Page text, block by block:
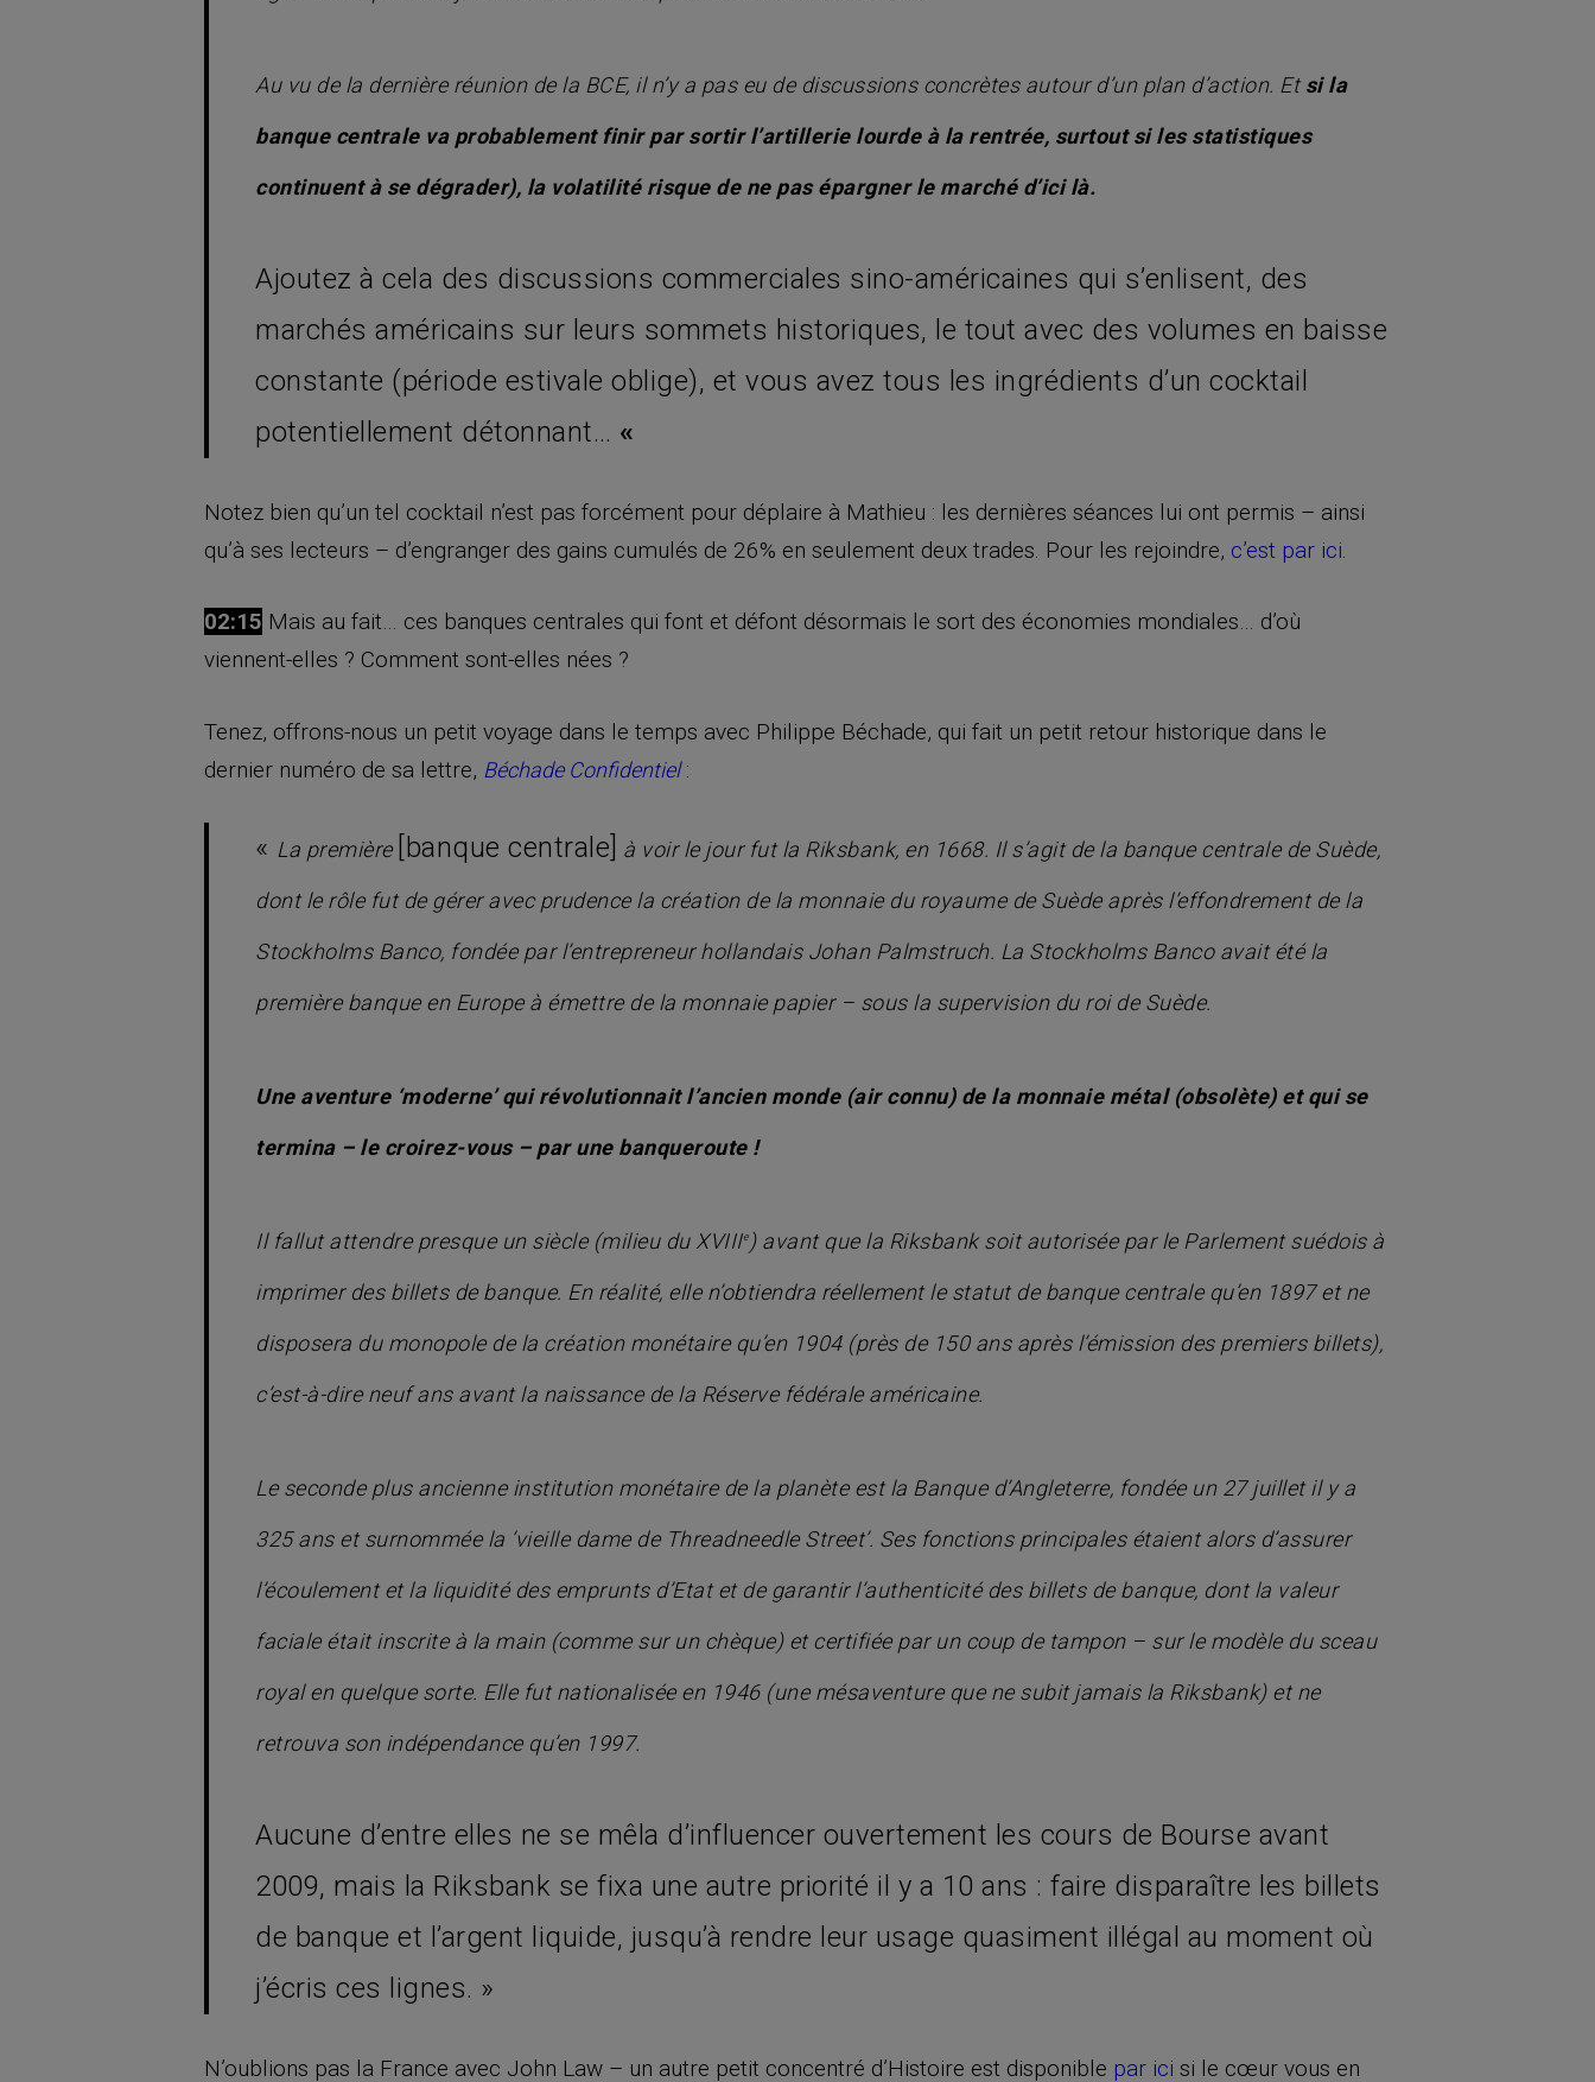
Au vu de la dernière réunion de la BCE, il n’y a pas eu de discussions concrètes autour d’un plan d’action. Et si la
banque centrale va probablement finir par sortir l’artillerie lourde à la rentrée, surtout si les statistiques
continuent à se dégrader), la volatilité risque de ne pas épargner le marché d’ici là.
Ajoutez à cela des discussions commerciales sino-américaines qui s’enlisent, des
marchés américains sur leurs sommets historiques, le tout avec des volumes en baisse
constante (période estivale oblige), et vous avez tous les ingrédients d’un cocktail
potentiellement détonnant… «
Notez bien qu’un tel cocktail n’est pas forcément pour déplaire à Mathieu : les dernières séances lui ont permis – ainsi
qu’à ses lecteurs – d’engranger des gains cumulés de 26% en seulement deux trades. Pour les rejoindre, c’est par ici
02:15 Mais au fait… ces banques centrales qui font et défont désormais le sort des économies mondiales… d’où
viennent-elles ? Comment sont-elles nées ?
Tenez, offrons-nous un petit voyage dans le temps avec Philippe Béchade, qui fait un petit retour historique dans le
dernier numéro de sa lettre, Béchade Confidentiel:
« La première [banque centrale] à voir le jour fut la Riksbank, en 1668. Il s’agit de la banque centrale de Suède,
dont le rôle fut de gérer avec prudence la création de la monnaie du royaume de Suède après l’effondrement de la
Stockholms Banco, fondée par l’entrepreneur hollandais Johan Palmstruch. La Stockholms Banco avait été la
première banque en Europe à émettre de la monnaie papier – sous la supervision du roi de Suède.
Une aventure ‘moderne’ qui révolutionnait l’ancien monde (air connu) de la monnaie métal (obsolète) et qui se
termina – le croirez-vous – par une banqueroute !
Il fallut attendre presque un siècle (milieu du XVIIIe ) avant que la Riksbank soit autorisée par le Parlement suédois à
imprimer des billets de banque. En réalité, elle n’obtiendra réellement le statut de banque centrale qu’en 1897 et ne
disposera du monopole de la création monétaire qu’en 1904 (près de 150 ans après l’émission des premiers billets),
c’est-à-dire neuf ans avant la naissance de la Réserve fédérale américaine.
Le seconde plus ancienne institution monétaire de la planète est la Banque d’Angleterre, fondée un 27 juillet il y a
325 ans et surnommée la ‘vieille dame de Threadneedle Street’. Ses fonctions principales étaient alors d’assurer
l’écoulement et la liquidité des emprunts d’Etat et de garantir l’authenticité des billets de banque, dont la valeur
faciale était inscrite à la main (comme sur un chèque) et certifiée par un coup de tampon – sur le modèle du sceau
royal en quelque sorte. Elle fut nationalisée en 1946 (une mésaventure que ne subit jamais la Riksbank) et ne
retrouva son indépendance qu’en 1997.
Aucune d’entre elles ne se mêla d’influencer ouvertement les cours de Bourse avant
2009, mais la Riksbank se fixa une autre priorité il y a 10 ans : faire disparaître les billets
de banque et l’argent liquide, jusqu’à rendre leur usage quasiment illégal au moment où
j’écris ces lignes. »
N’oublions pas la France avec John Law – un autre petit concentré d’Histoire est disponible par ici si le cœur vous en